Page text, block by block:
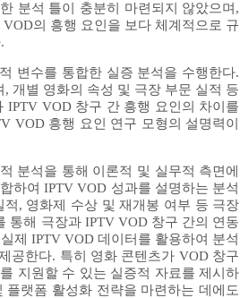
분석 틀이 충분히 마련되지 않았으며,
의 흥행 요인을 보다 체계적으로 규
변수를 통합한 실증 분석을 수행한다.
개별 영화의 속성 및 극장 부문 실적 등
IPTV VOD 창구 간 흥행 요인의 차이를
VOD 흥행 요인 연구 모형의 설명력이
분석을 통해 이론적 및 실무적 측면에
하여 IPTV VOD 성과를 설명하는 분석
, 영화제 수상 및 재개봉 여부 등 극장
통해 극장과 IPTV VOD 창구 간의 연동
제 IPTV VOD 데이터를 활용하여 분석
공한다. 특히 영화 콘텐츠가 VOD 창구
지원할 수 있는 실증적 자료를 제시하
랫폼 활성화 전략을 마련하는 데에도